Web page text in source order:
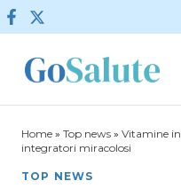
Vai al contenuto
Home » Top news » Vitamine in
integratori miracolosi
TOP NEWS